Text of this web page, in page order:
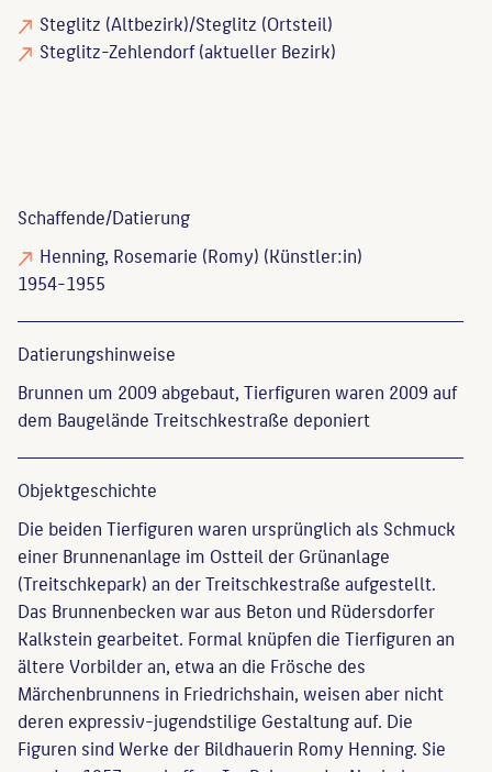
Steglitz (Altbezirk)/Steglitz (Ortsteil)
Steglitz-Zehlendorf (aktueller Bezirk)
Schaffende/Datierung
Henning, Rosemarie (Romy) (Künstler:in)
1954-1955
Datierungs­hinweise
Brunnen um 2009 abgebaut, Tierfiguren waren 2009 auf
dem Baugelände Treitschkestraße deponiert
Objekt­geschichte
Die beiden Tierfiguren waren ursprünglich als Schmuck
einer Brunnenanlage im Ostteil der Grünanlage
(Treitschkepark) an der Treitschkestraße aufgestellt.
Das Brunnenbecken war aus Beton und Rüdersdorfer
Kalkstein gearbeitet. Formal knüpfen die Tierfiguren an
ältere Vorbilder an, etwa an die Frösche des
Märchenbrunnens in Friedrichshain, weisen aber nicht
deren expressiv-jugendstilige Gestaltung auf. Die
Figuren sind Werke der Bildhauerin Romy Henning. Sie